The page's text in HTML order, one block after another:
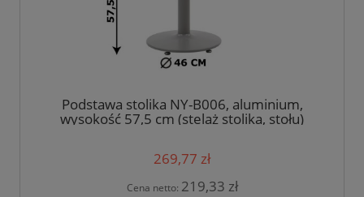
Podstawa stolika NY-B006, aluminium,
wysokość 57,5 cm (stelaż stolika, stołu)
269,77 zł
Cena netto: 219,33 zł